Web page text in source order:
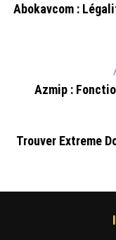
Abokavcom :
Azmip :
Trouver Extreme